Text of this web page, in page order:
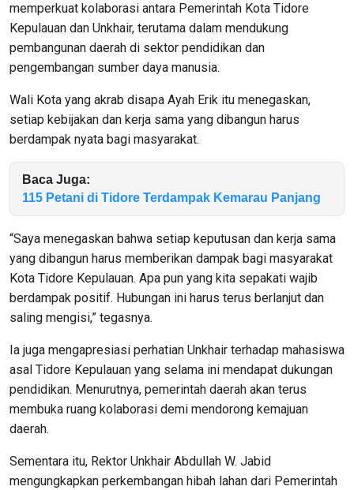
memperkuat kolaborasi antara Pemerintah Kota Tidore
Kepulauan dan Unkhair, terutama dalam mendukung
pembangunan daerah di sektor pendidikan dan
pengembangan sumber daya manusia.
Wali Kota yang akrab disapa Ayah Erik itu menegaskan,
setiap kebijakan dan kerja sama yang dibangun harus
berdampak nyata bagi masyarakat.
Baca Juga:
115 Petani di Tidore Terdampak Kemarau Panjang
“Saya menegaskan bahwa setiap keputusan dan kerja sama
yang dibangun harus memberikan dampak bagi masyarakat
Kota Tidore Kepulauan. Apa pun yang kita sepakati wajib
berdampak positif. Hubungan ini harus terus berlanjut dan
saling mengisi,” tegasnya.
Ia juga mengapresiasi perhatian Unkhair terhadap mahasiswa
asal Tidore Kepulauan yang selama ini mendapat dukungan
pendidikan. Menurutnya, pemerintah daerah akan terus
membuka ruang kolaborasi demi mendorong kemajuan
daerah.
Sementara itu, Rektor Unkhair Abdullah W. Jabid
mengungkapkan perkembangan hibah lahan dari Pemerintah